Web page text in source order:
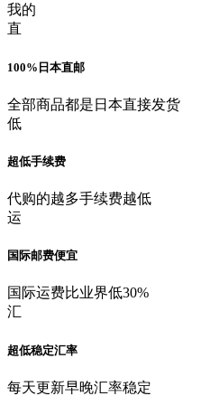
我的
直
100%日本直邮
全部商品都是日本直接发货
低
超低手续费
代购的越多手续费越低
运
国际邮费便宜
国际运费比业界低30%
汇
超低稳定汇率
每天更新早晚汇率稳定